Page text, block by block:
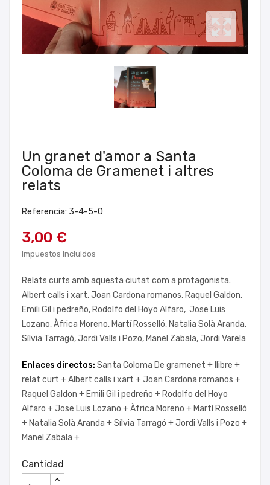
Un granet d'amor a Santa
Coloma de Gramenet i altres
relats
Referencia: 3-4-5-0
3,00 €
Impuestos incluidos
Relats curts amb aquesta ciutat com a protagonista.
Albert calls i xart, Joan Cardona romanos, Raquel Galdon,
Emili Gil i pedreño, Rodolfo del Hoyo Alfaro, Jose Luis
Lozano, Àfrica Moreno, Martí Rosselló, Natalia Solà Aranda,
Sílvia Tarragó, Jordi Valls i Pozo, Manel Zabala, Jordi Varela
Enlaces directos: Santa Coloma De gramenet + llibre +
relat curt +Albert calls i xart +Joan Cardona romanos +
Raquel Galdon + Emili Gil i pedreño + Rodolfo del Hoyo
Alfaro +Jose Luis Lozano +Àfrica Moreno + Martí Rosselló
+ Natalia Solà Aranda +Sílvia Tarragó +Jordi Valls i Pozo +
Manel Zabala +
Cantidad